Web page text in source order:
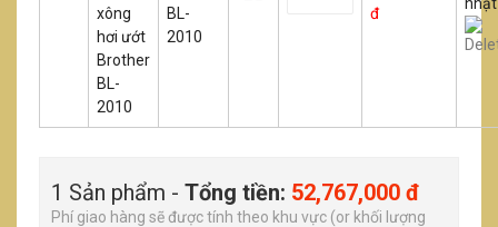
xông
hơi ướt
Brother
BL-
2010
BL-
2010
đ
1 Sản phẩm - Tổng tiền: 52,767,000 đ
Phí giao hàng sẽ được tính theo khu vực (or khối lượng